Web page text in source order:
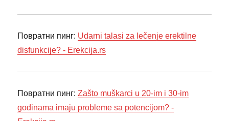
Повратни пинг: Udarni talasi za lečenje erektilne
disfunkcije? - Erekcija.rs
Повратни пинг:Zašto muškarci u 20-im i 30-im
godinama imaju probleme sa potencijom? -